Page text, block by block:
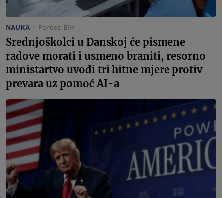
NAUKA Forbes BiH
Srednjoškolci u Danskoj će pismene
radove morati i usmeno braniti, resorno
ministartvo uvodi tri hitne mjere protiv
prevara uz pomoć AI-a